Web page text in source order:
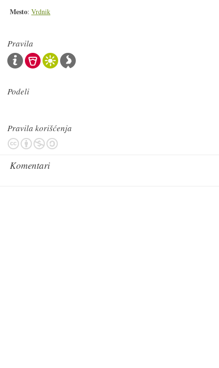
Mesto: Vrdnik
Pravila
Podeli
Pravila korišćenja
Komentari